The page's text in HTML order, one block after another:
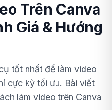
Trên Canva
Giá & Hướng
tốt nhất để làm video
cực kỳ tối ưu. Bài viết
làm video trên Canva